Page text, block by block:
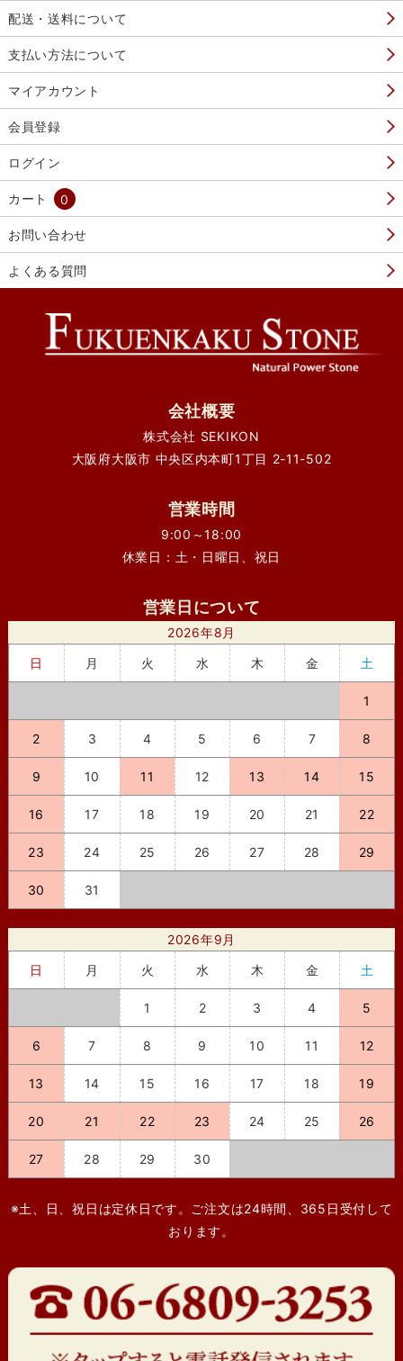
配送・送料について
支払い方法について
マイアカウント
会員登録
ログイン
カート 0
お問い合わせ
よくある質問
会社概要
株式会社 SEKIKON
大阪府大阪市 中央区内本町1丁目 2-11-502
営業時間
9:00～18:00
休業日：土・日曜日、祝日
営業日について
2026年8月
日
月 火 水 木 金 土
1
2 3 4 5 6 7 8
9 10 11 12 13 14 15
16 17 18 19 20 21 22
23 24 25 26 27 28 29
30 31
2026年9月
日
月 火 水 木 金 土
1 2 3 4 5
6 7 8 9 10 11 12
13 14 15 16 17 18 19
20 21 22 23 24 25 26
27 28 29 30
※土、日、祝日は定休日です。ご注文は24時間、365日受付して
おります。